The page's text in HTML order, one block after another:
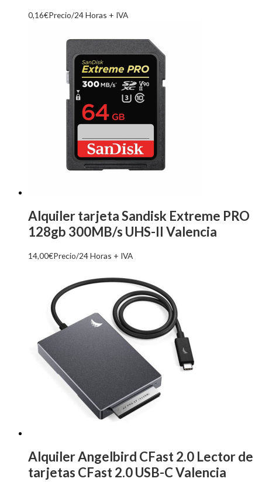
0,16€Precio/24 Horas + IVA
Alquiler tarjeta Sandisk Extreme PRO
128gb 300MB/s UHS-II Valencia
14,00€Precio/24 Horas + IVA
Alquiler Angelbird CFast 2.0 Lector de
tarjetas CFast 2.0 USB-C Valencia